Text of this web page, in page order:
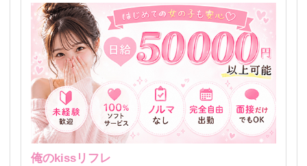
俺のkissリフレ